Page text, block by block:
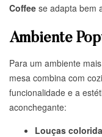
Coffee se adapta bem
Ambiente
Para um ambiente
mesa combina com
funcionalidade e a
aconchegante:
Louças